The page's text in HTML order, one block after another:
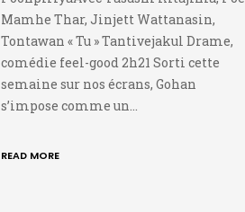
Mamhe Thar, Jinjett Wattanasin,
Tontawan « Tu » Tantivejakul Drame,
comédie feel-good 2h21 Sorti cette
semaine sur nos écrans, Gohan
s’impose comme un…
READ MORE